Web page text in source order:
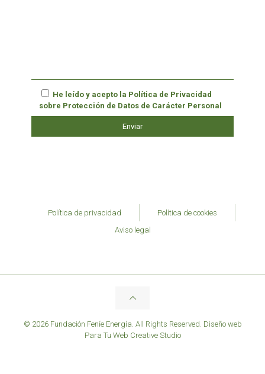
He leído y acepto la Política de Privacidad
sobre Protección de Datos de Carácter Personal
Política de privacidad
Política de cookies
Aviso legal
© 2026 Fundación Feníe Energía. All Rights Reserved. Diseño web
Para Tu Web Creative Studio